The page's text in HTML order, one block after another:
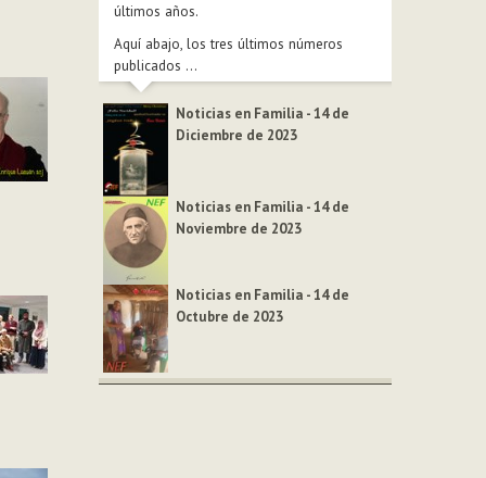
últimos años.
Aquí abajo, los tres últimos números
publicados ...
Noticias en Familia - 14 de
Diciembre de 2023
Noticias en Familia - 14 de
Noviembre de 2023
Noticias en Familia - 14 de
Octubre de 2023